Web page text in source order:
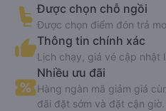
Được chọn chỗ ngồi
Được chọn điểm đón trả
Thông tin chính xác
Lịch chạy, giá vé cập nhật
Nhiều ưu đãi
Hàng ngàn mã giảm giá
đãi đặt sớm và đặt cận giờ.